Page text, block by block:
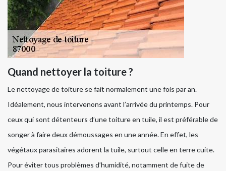
Quand nettoyer la toiture ?
Le nettoyage de toiture se fait normalement une fois par an.
Idéalement, nous intervenons avant l’arrivée du printemps. Pour
ceux qui sont détenteurs d’une toiture en tuile, il est préférable de
songer à faire deux démoussages en une année. En effet, les
végétaux parasitaires adorent la tuile, surtout celle en terre cuite.
Pour éviter tous problèmes d’humidité, notamment de fuite de